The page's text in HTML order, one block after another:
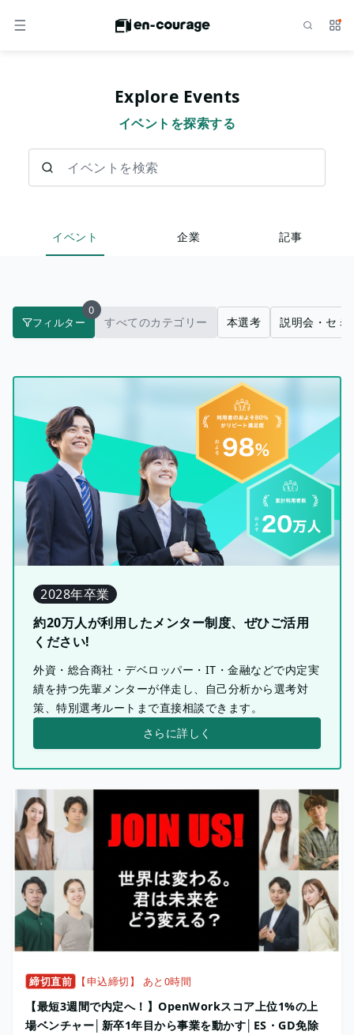
メニュー サ
Explore Events
イベントを探索する
イベント 企業 記事
フィルター
0
すべてのカテゴリー 本選考 説明会・セミ
2028年卒業
約20万人が利用したメンター制度、ぜひご活用
ください!
外資・総合商社・デベロッパー・IT・金融などで内定実
績を持つ先輩メンターが伴走し、自己分析から選考対
策、特別選考ルートまで直接相談できます。
さらに詳しく
締切直前 【申込締切】 あと0時間
【最短3週間で内定へ！】OpenWorkスコア上位1%の上
場ベンチャー│新卒1年目から事業を動かす│ES・GD免除